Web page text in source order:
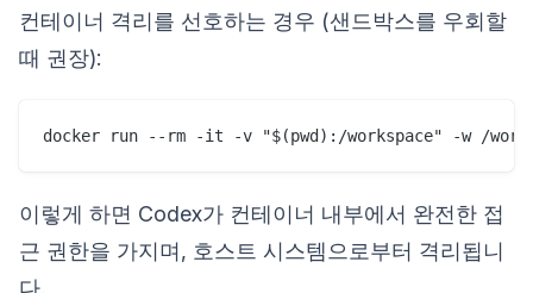
컨테이너 격리를 선호하는 경우 (샌드박스를 우회할
때 권장):
이렇게 하면 Codex가 컨테이너 내부에서 완전한 접
근 권한을 가지며, 호스트 시스템으로부터 격리됩니
다.